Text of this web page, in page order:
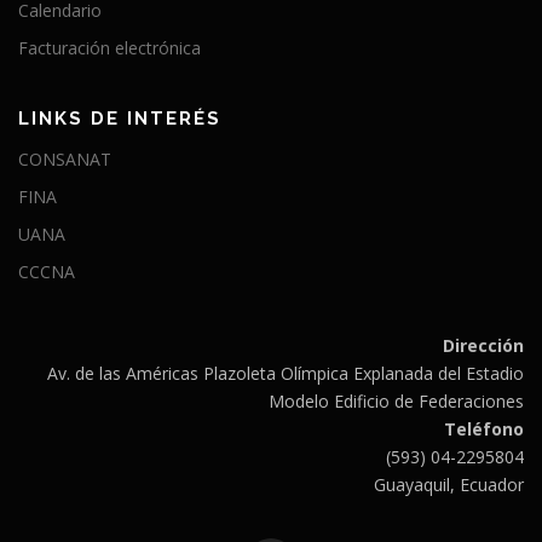
Calendario
Facturación electrónica
LINKS DE INTERÉS
CONSANAT
FINA
UANA
CCCNA
Dirección
Av. de las Américas Plazoleta Olímpica Explanada del Estadio
Modelo Edificio de Federaciones
Teléfono
(593) 04-2295804
Guayaquil, Ecuador